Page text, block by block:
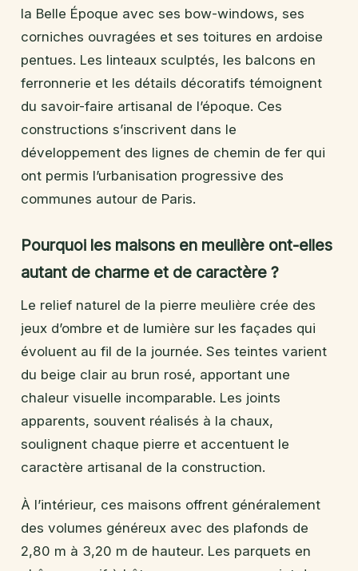
la Belle Époque avec ses bow-windows, ses
corniches ouvragées et ses toitures en ardoise
pentues. Les linteaux sculptés, les balcons en
ferronnerie et les détails décoratifs témoignent
du savoir-faire artisanal de l’époque. Ces
constructions s’inscrivent dans le
développement des lignes de chemin de fer qui
ont permis l’urbanisation progressive des
communes autour de Paris.
Pourquoi les maisons en meulière ont-elles
autant de charme et de caractère ?
Le relief naturel de la pierre meulière crée des
jeux d’ombre et de lumière sur les façades qui
évoluent au fil de la journée. Ses teintes varient
du beige clair au brun rosé, apportant une
chaleur visuelle incomparable. Les joints
apparents, souvent réalisés à la chaux,
soulignent chaque pierre et accentuent le
caractère artisanal de la construction.
À l’intérieur, ces maisons offrent généralement
des volumes généreux avec des plafonds de
2,80 m à 3,20 m de hauteur. Les parquets en